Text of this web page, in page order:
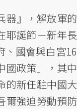
器』，解放軍的
耶誕節－新年長
、國會與白宮16
國政策」，其中
的新任駐中國大
爾強迫勞動預防